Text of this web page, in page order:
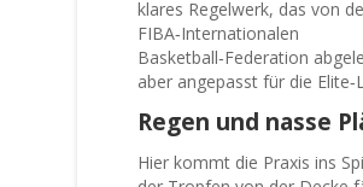
klares Regelwerk, das von
FIBA‑Internationalen
Basketball‑Federation
aber angepasst für die
Regen und nasse
Hier kommt die Praxis ins